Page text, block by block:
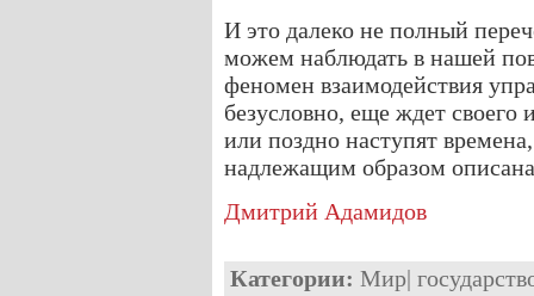
И это далеко не полный
можем наблюдать в нашей
феномен взаимодействия
безусловно, еще ждет своего
или поздно наступят
надлежащим образом
Дмитрий Адамидов
Категории: Мир|